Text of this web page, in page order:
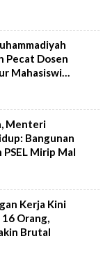
Pecat Dosen
Mahasiswi
Menteri
Bangunan
PSEL Mirip Mal
Kerja Kini
Orang,
Brutal